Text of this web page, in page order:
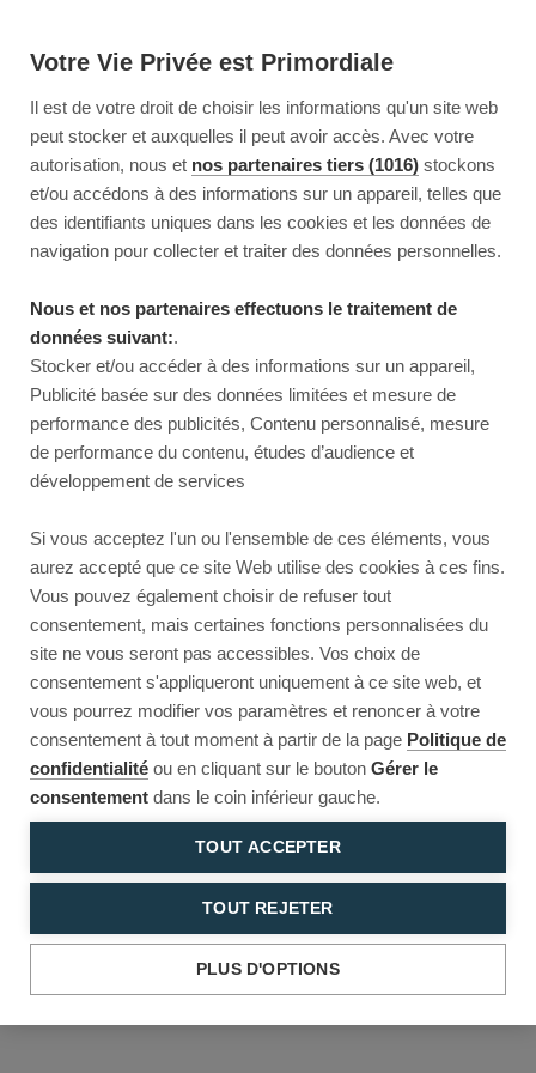
Votre Vie Privée est Primordiale
Il est de votre droit de choisir les informations qu'un site web
peut stocker et auxquelles il peut avoir accès. Avec votre
autorisation, nous et nos partenaires tiers (1016) stockons
et/ou accédons à des informations sur un appareil, telles que
des identifiants uniques dans les cookies et les données de
navigation pour collecter et traiter des données personnelles.
Nous et nos partenaires effectuons le traitement de
données suivant:.
Stocker et/ou accéder à des informations sur un appareil,
Publicité basée sur des données limitées et mesure de
performance des publicités, Contenu personnalisé, mesure
de performance du contenu, études d’audience et
développement de services
Si vous acceptez l'un ou l'ensemble de ces éléments, vous
aurez accepté que ce site Web utilise des cookies à ces fins.
Vous pouvez également choisir de refuser tout
consentement, mais certaines fonctions personnalisées du
site ne vous seront pas accessibles. Vos choix de
consentement s'appliqueront uniquement à ce site web, et
vous pourrez modifier vos paramètres et renoncer à votre
consentement à tout moment à partir de la page Politique de
confidentialité ou en cliquant sur le bouton Gérer le
consentement dans le coin inférieur gauche.
TOUT ACCEPTER
TOUT REJETER
PLUS D'OPTIONS
Reload to try again, or go back.
Reload Back